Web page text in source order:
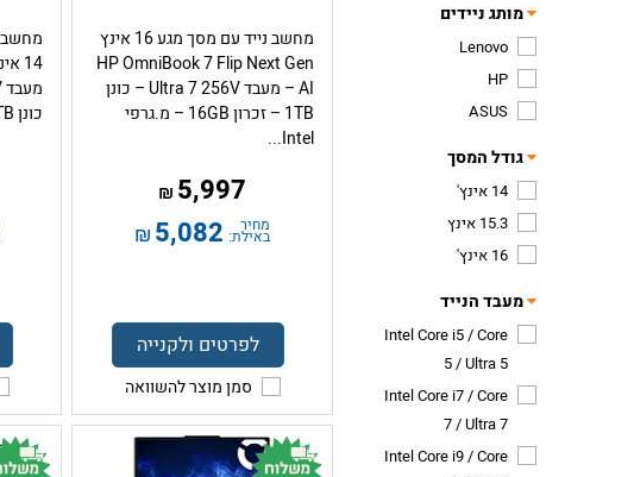
מותג ניידים
Lenovo
HP
ASUS
גודל המסך
14 אינץ'
15.3 אינץ
16 אינץ'
מעבד הנייד
Intel Core i5 / Core
5 / Ultra 5
Intel Core i7 / Core
7 / Ultra 7
Intel Core i9 / Core
מחשב נייד עם מסך מגע 16 אינץ
HP OmniBook 7 Flip Next Gen
AI – מעבד Ultra 7 256V – כונן
1TB – זכרון 16GB – מ.גרפי
Intel...
5,997
₪
מחיר
באילת: 5,082
₪
לפרטים ולקנייה
סמן מוצר להשוואה
כונן 1TB - זכרון 32GB - כ.מס...